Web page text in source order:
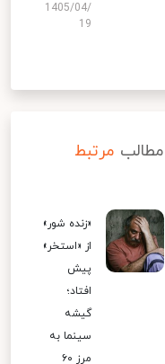
1405/04/
19
مطالب مرتبط
«زنده شور»
از «استخر»
پیش
افتاد؛
گیشه
سینما به
مرز ۶۰